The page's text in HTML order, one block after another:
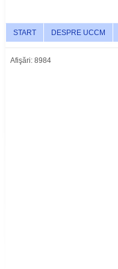
START DESPRE UCCM
Afişări: 8984